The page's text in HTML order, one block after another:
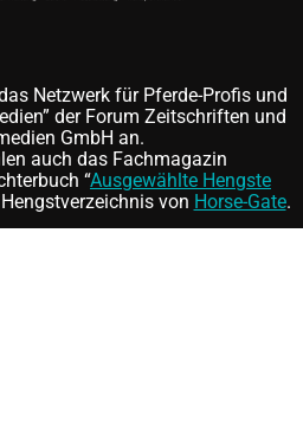
Netzwerk für Pferde-Profis und
der Forum Zeitschriften und
GmbH an.
auch das Fachmagazin
“Ausgewählte Hengste
von Horse-Gate.